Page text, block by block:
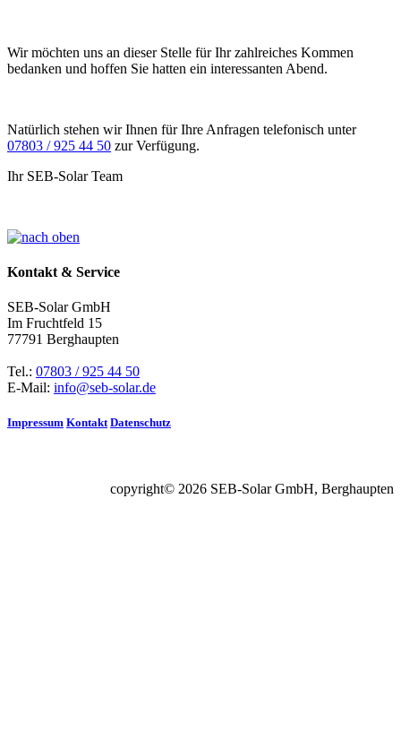
Wir möchten uns an dieser Stelle für Ihr zahlreiches Kommen
bedanken und hoffen Sie hatten ein interessanten Abend.
Natürlich stehen wir Ihnen für Ihre Anfragen telefonisch unter
07803 / 925 44 50 zur Verfügung.
Ihr SEB-Solar Team
Kontakt & Service
SEB-Solar GmbH
Im Fruchtfeld 15
77791 Berghaupten
Tel.: 07803 / 925 44 50
E-Mail: info@seb-solar.de
Impressum Kontakt Datenschutz
copyright© 2026 SEB-Solar GmbH, Berghaupten